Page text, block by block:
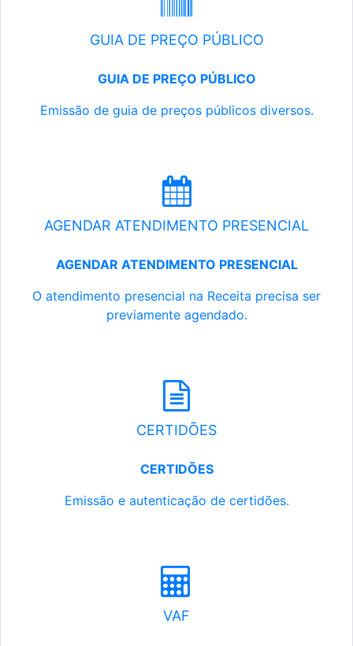
GUIA DE PREÇO PÚBLICO
GUIA DE PREÇO PÚBLICO
Emissão de guia de preços públicos diversos.
AGENDAR ATENDIMENTO PRESENCIAL
AGENDAR ATENDIMENTO PRESENCIAL
O atendimento presencial na Receita precisa ser
previamente agendado.
CERTIDÕES
CERTIDÕES
Emissão e autenticação de certidões.
VAF